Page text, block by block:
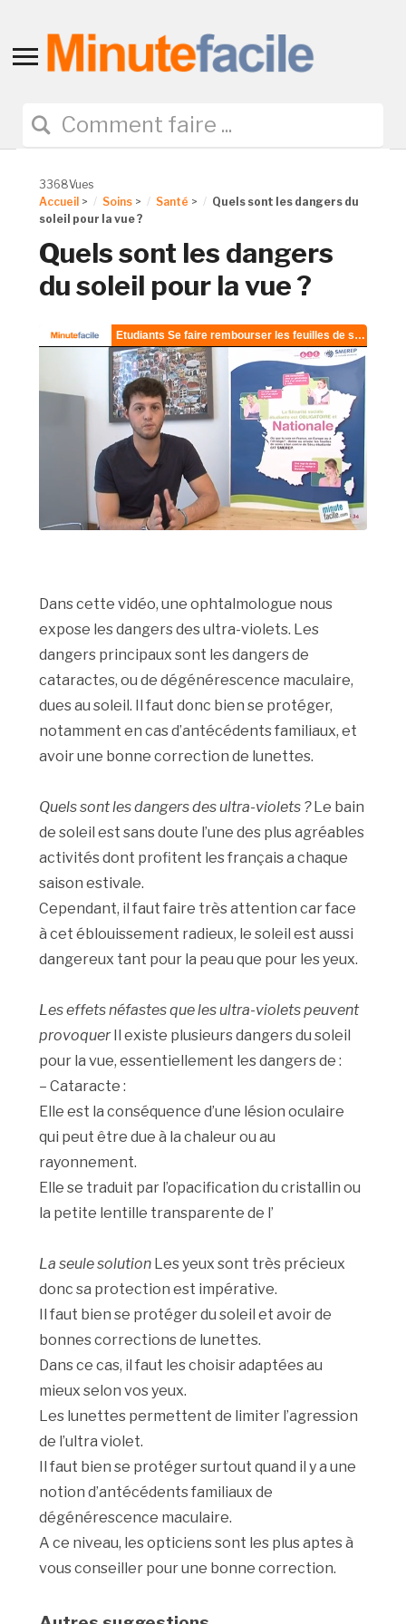
Toggle
navigation
3368Vues
Accueil > Soins > Santé >
Quels sont les dangers du
soleil pour la vue ?
Quels sont les dangers
du soleil pour la vue ?
Dans cette vidéo, une ophtalmologue nous
expose les dangers des ultra-violets. Les
dangers principaux sont les dangers de
cataractes, ou de dégénérescence maculaire,
dues au soleil. Il faut donc bien se protéger,
notamment en cas d’antécédents familiaux, et
avoir une bonne correction de lunettes.
Quels sont les dangers des ultra-violets ?Le bain
de soleil est sans doute l’une des plus agréables
activités dont profitent les français a chaque
saison estivale.
Cependant, il faut faire très attention car face
à cet éblouissement radieux, le soleil est aussi
dangereux tant pour la peau que pour les yeux.
Les effets néfastes que les ultra-violets peuvent
provoquer
Il existe plusieurs dangers du soleil
pour la vue, essentiellement les dangers de :
– Cataracte :
Elle est la conséquence d’une lésion oculaire
qui peut être due à la chaleur ou au
rayonnement.
Elle se traduit par l’opacification du cristallin ou
la petite lentille transparente de l’
La seule solution Les yeux sont très précieux
donc sa protection est impérative.
Il faut bien se protéger du soleil et avoir de
bonnes corrections de lunettes.
Dans ce cas, il faut les choisir adaptées au
mieux selon vos yeux.
Les lunettes permettent de limiter l’agression
de l’ultra violet.
Il faut bien se protéger surtout quand il y a une
notion d’antécédents familiaux de
dégénérescence maculaire.
A ce niveau, les opticiens sont les plus aptes à
vous conseiller pour une bonne correction.